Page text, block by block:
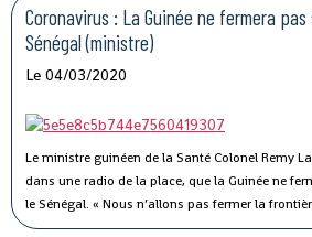
Nongo », a-t-il indiqué.
Coronavirus : La Guinée ne fermera
Sénégal (ministre)
Le 04/03/2020
Le ministre guinéen de la Santé Colonel Remy
dans une radio de la place, que la Guinée ne
le Sénégal. « Nous n’allons pas fermer la
est signataire du règlement sanitaire